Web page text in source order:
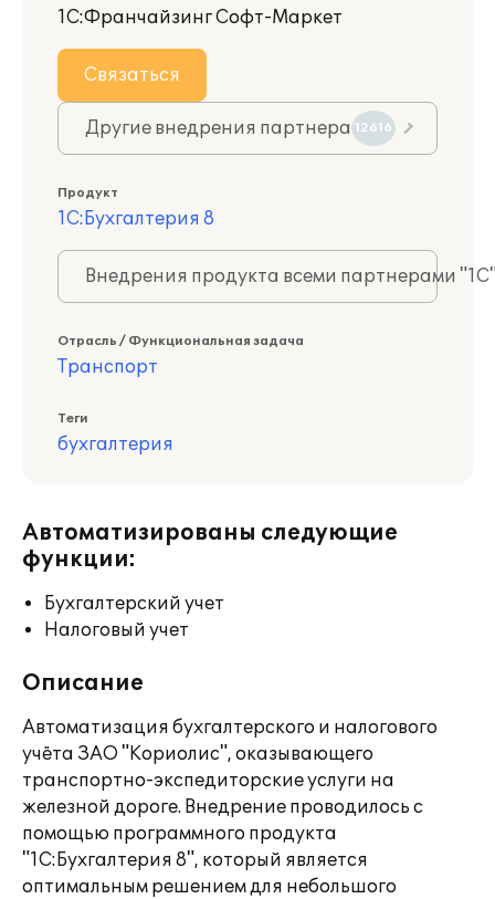
1С:Франчайзинг Софт-Маркет
Связаться
Другие внедрения партнера 12616
Продукт
1С:Бухгалтерия 8
Внедрения продукта всеми партнерами
Отрасль / Функциональная задача
Транспорт
Теги
бухгалтерия
Автоматизированы следующие
функции:
Бухгалтерский учет
Налоговый учет
Описание
Автоматизация бухгалтерского и налогового
учёта ЗАО "Кориолис", оказывающего
транспортно-экспедиторские услуги на
железной дороге. Внедрение проводилось с
помощью программного продукта
"1С:Бухгалтерия 8", который является
оптимальным решением для небольшого